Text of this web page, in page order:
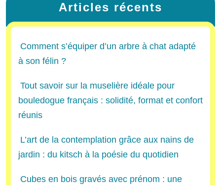
Articles récents
Comment s’équiper d’un arbre à chat adapté
à son félin ?
Tout savoir sur la muselière idéale pour
bouledogue français : solidité, format et confort
réunis
L’art de la contemplation grâce aux nains de
jardin : du kitsch à la poésie du quotidien
Cubes en bois gravés avec prénom : une